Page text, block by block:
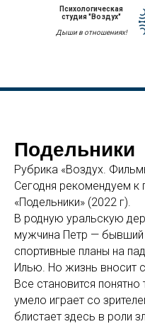
Психологическая
студия "Воздух"
Дыши в отношениях!
Подельники
Рубрика «Воздух.
Сегодня рекомендуем к
«Подельники» (2022 г).
В родную уральскую
мужчина Петр — бывший
спортивные планы на
Илью. Но жизнь вносит
Все становится
умело играет со
блистает здесь в роли